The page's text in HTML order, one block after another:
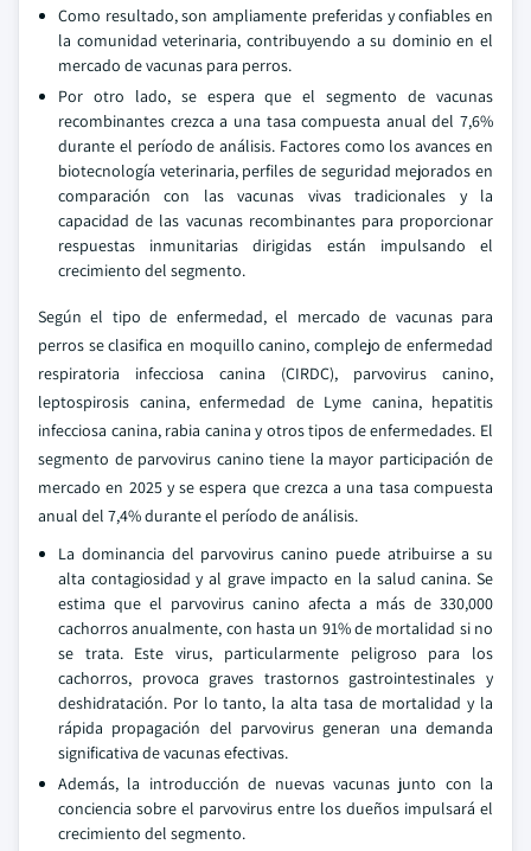
Como resultado, son ampliamente preferidas y confiables en
la comunidad veterinaria, contribuyendo a su dominio en el
mercado de vacunas para perros.
Por otro lado, se espera que el segmento de vacunas
recombinantes crezca a una tasa compuesta anual del 7,6%
durante el período de análisis. Factores como los avances en
biotecnología veterinaria, perfiles de seguridad mejorados en
comparación con las vacunas vivas tradicionales y la
capacidad de las vacunas recombinantes para proporcionar
respuestas inmunitarias dirigidas están impulsando el
crecimiento del segmento.
Según el tipo de enfermedad, el mercado de vacunas para
perros se clasifica en moquillo canino, complejo de enfermedad
respiratoria infecciosa canina (CIRDC), parvovirus canino,
leptospirosis canina, enfermedad de Lyme canina, hepatitis
infecciosa canina, rabia canina y otros tipos de enfermedades. El
segmento de parvovirus canino tiene la mayor participación de
mercado en 2025 y se espera que crezca a una tasa compuesta
anual del 7,4% durante el período de análisis.
La dominancia del parvovirus canino puede atribuirse a su
alta contagiosidad y al grave impacto en la salud canina. Se
estima que el parvovirus canino afecta a más de 330,000
cachorros anualmente, con hasta un 91% de mortalidad si no
se trata. Este virus, particularmente peligroso para los
cachorros, provoca graves trastornos gastrointestinales y
deshidratación. Por lo tanto, la alta tasa de mortalidad y la
rápida propagación del parvovirus generan una demanda
significativa de vacunas efectivas.
Además, la introducción de nuevas vacunas junto con la
conciencia sobre el parvovirus entre los dueños impulsará el
crecimiento del segmento.